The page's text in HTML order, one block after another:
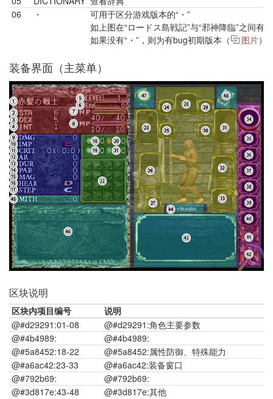
06
・
可用于区分游戏版本的“・”
如上图在“ロードス島戦記”与“邪神降臨”之间有
如果没有“・”，则为有bug初期版本（
图片）
装备界面（主菜单）
区块说明
区块内项目编号
说明
@#d29291:01-08
@#d29291:角色主要参数
@#4b4989:
@#4b4989:
@#5a8452:18-22
@#5a8452:属性防御、特殊能力
@#a6ac42:23-33
@#a6ac42:装备窗口
@#792b69:
@#792b69:
@#3d817e:43-48
@#3d817e:其他